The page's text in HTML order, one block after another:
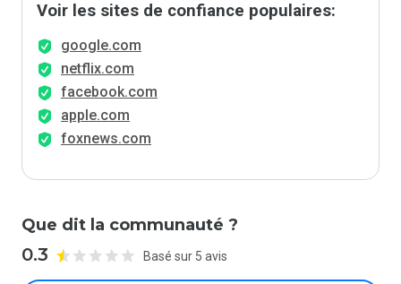
Voir les sites de confiance populaires:
google.com
netflix.com
facebook.com
apple.com
foxnews.com
Que dit la communauté ?
0.3 Basé sur 5 avis